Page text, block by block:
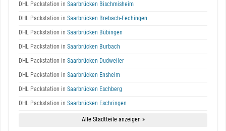
DHL Packstation in Saarbrücken Bischmisheim
DHL Packstation in Saarbrücken Brebach-Fechingen
DHL Packstation in Saarbrücken Bübingen
DHL Packstation in Saarbrücken Burbach
DHL Packstation in Saarbrücken Dudweiler
DHL Packstation in Saarbrücken Ensheim
DHL Packstation in Saarbrücken Eschberg
DHL Packstation in Saarbrücken Eschringen
Alle Stadtteile anzeigen »